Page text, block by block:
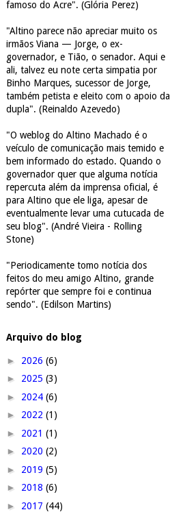
famoso do Acre". (Glória Perez)
"Altino parece não apreciar muito os
irmãos Viana — Jorge, o ex-
governador, e Tião, o senador. Aqui e
ali, talvez eu note certa simpatia por
Binho Marques, sucessor de Jorge,
também petista e eleito com o apoio da
dupla". (Reinaldo Azevedo)
"O weblog do Altino Machado é o
veículo de comunicação mais temido e
bem informado do estado. Quando o
governador quer que alguma notícia
repercuta além da imprensa oficial, é
para Altino que ele liga, apesar de
eventualmente levar uma cutucada de
seu blog". (André Vieira - Rolling
Stone)
"Periodicamente tomo notícia dos
feitos do meu amigo Altino, grande
repórter que sempre foi e continua
sendo". (Edilson Martins)
Arquivo do blog
► 2026 (6)
► 2025 (3)
► 2024 (6)
► 2022 (1)
► 2021 (1)
► 2020 (2)
► 2019 (5)
► 2018 (6)
► 2017 (44)